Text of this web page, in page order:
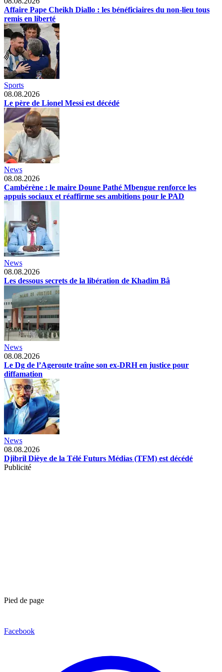
Affaire Pape Cheikh Diallo : les bénéficiaires du non-lieu tous
remis en liberté
Sports
08.08.2026
Le père de Lionel Messi est décédé
News
08.08.2026
Cambérène : le maire Doune Pathé Mbengue renforce les
appuis sociaux et réaffirme ses ambitions pour le PAD
News
08.08.2026
Les dessous secrets de la libération de Khadim Bâ
News
08.08.2026
Le Dg de l’Ageroute traîne son ex-DRH en justice pour
diffamation
News
08.08.2026
Djibril Dièye de la Télé Futurs Médias (TFM) est décédé
Publicité
Pied de page
Facebook